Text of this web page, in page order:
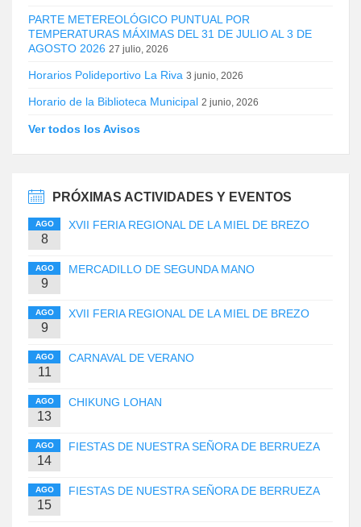
PARTE METEREOLÓGICO PUNTUAL POR
TEMPERATURAS MÁXIMAS DEL 31 DE JULIO AL 3 DE
AGOSTO 2026 27 julio, 2026
Horarios Polideportivo La Riva 3 junio, 2026
Horario de la Biblioteca Municipal 2 junio, 2026
Ver todos los Avisos
PRÓXIMAS ACTIVIDADES Y EVENTOS
AGO
8
XVII FERIA REGIONAL DE LA MIEL DE BREZO
AGO
9
MERCADILLO DE SEGUNDA MANO
AGO
9
XVII FERIA REGIONAL DE LA MIEL DE BREZO
AGO
11
CARNAVAL DE VERANO
AGO
13
CHIKUNG LOHAN
AGO
14
FIESTAS DE NUESTRA SEÑORA DE BERRUEZA
AGO
15
FIESTAS DE NUESTRA SEÑORA DE BERRUEZA